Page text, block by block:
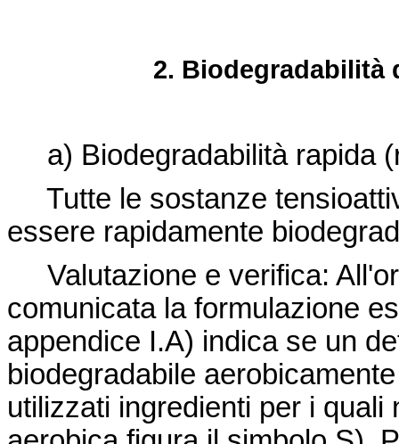
2. Biodegradabilità
a) Biodegradabilità rapida
Tutte le sostanze
essere rapidamente
Valutazione e verifica:
comunicata la formulazione
appendice I.A) indica se un
biodegradabile
utilizzati ingredienti per i